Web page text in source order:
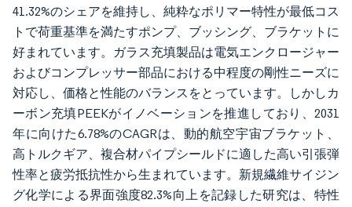
41.32%のシェアを維持し、純粋なポリマー特性が最低コス
トで荷重基準を満たすポンプ、ブッシング、ブラケットに
好まれています。ガラス充填製品は電気エンクロージャー
およびコンプレッサー部品における中程度の剛性ニーズに
対応し、価格と性能のバランスをとっています。しかしカ
ーボン充填PEEKがイノベーションを推進しており、2031
年に向けた6.78%のCAGRは、動的航空宇宙ブラケット、
高トルクギア、複合材パイプシールドに適した高い引張弾
性率と疲労抵抗性から生まれています。新規繊維サイジン
グ化学による界面強度82.3%向上を記録した研究は、特性